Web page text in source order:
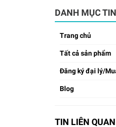
DANH MỤC
Trang chủ
Tất cả sản phẩm
Đăng ký đại lý/
Blog
TIN LIÊN QUAN